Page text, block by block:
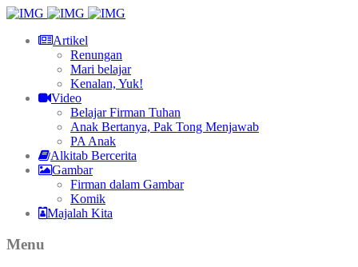
Artikel
Renungan
Mari belajar
Kenalan, Yuk!
Video
Belajar Firman Tuhan
Anak Bertanya, Pak Tong Menjawab
PA Anak
Alkitab Bercerita
Gambar
Firman dalam Gambar
Komik
Majalah Kita
Menu